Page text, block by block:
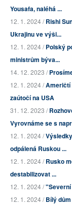
Yousafa, naléhá ...
12. 1. 2024 /Rishi
Ukrajinu ve výši...
12. 1. 2024 /Polský
ministrům býva...
14. 12. 2023 /
12. 1. 2024 /Američtí
zaútočí na USA
31. 12. 2023 /
Vyrovnáme se s
12. 1. 2024 /
odpálená Ruskou ...
12. 1. 2024 /Rusko
destabilizovat ...
12. 1. 2024 /
12. 1. 2024 /Bílý